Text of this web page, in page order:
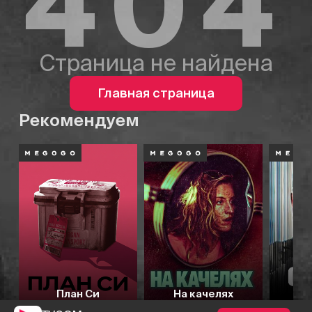
Страница не найдена
Главная страница
Рекомендуем
План Си На качелях